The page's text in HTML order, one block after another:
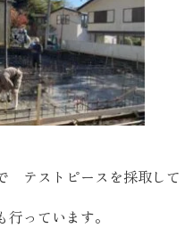
テストピースを採取して
っています。